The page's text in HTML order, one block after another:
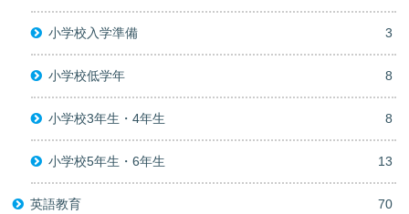
小学校入学準備 3
小学校低学年 8
小学校3年生・4年生 8
小学校5年生・6年生 13
英語教育 70